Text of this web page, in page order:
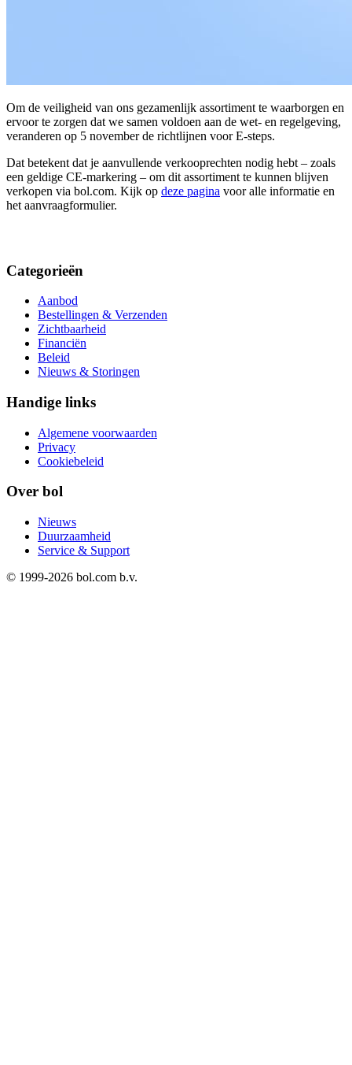
Om de veiligheid van ons gezamenlijk assortiment te waarborgen en
ervoor te zorgen dat we samen voldoen aan de wet- en regelgeving,
veranderen op 5 november de richtlijnen voor E-steps.
Dat betekent dat je aanvullende verkooprechten nodig hebt – zoals
een geldige CE-markering – om dit assortiment te kunnen blijven
verkopen via bol.com. Kijk op deze pagina voor alle informatie en
het aanvraagformulier.
Categorieën
Aanbod
Bestellingen & Verzenden
Zichtbaarheid
Financiën
Beleid
Nieuws & Storingen
Handige links
Algemene voorwaarden
Privacy
Cookiebeleid
Over bol
Nieuws
Duurzaamheid
Service & Support
© 1999-2026 bol.com b.v.